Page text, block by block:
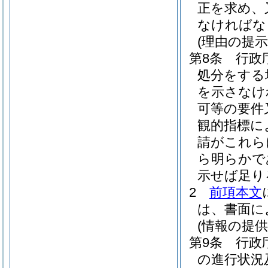
正を求め
なければ
(理由の提
第8条
行政
処分をす
を示さな
可等の要
観的指標
請がこれ
ら明らか
示せば足り
2
前項本文
は、書面
(情報の提
第9条
行政
の進行状